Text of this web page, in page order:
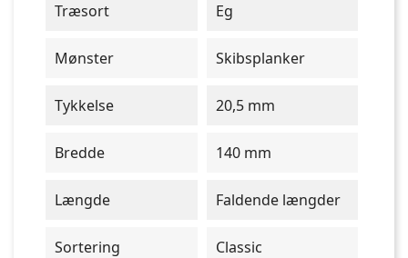
Træsort Eg
Mønster Skibsplanker
Tykkelse 20,5 mm
Bredde 140 mm
Længde Faldende længder
Sortering Classic